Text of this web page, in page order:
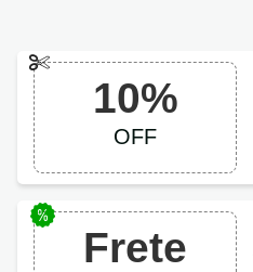
10%
OFF
Frete